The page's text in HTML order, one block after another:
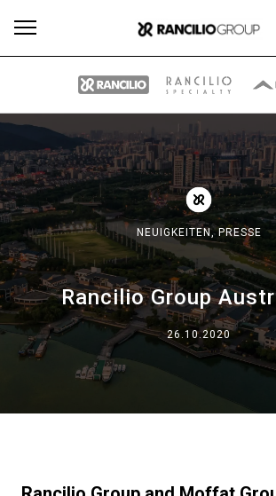
NEUIGKEITEN,PRESSE
Rancilio Group
26.10.2020
Alle Produkte Nachrichten
Our brands
Gruppe
Geschichte